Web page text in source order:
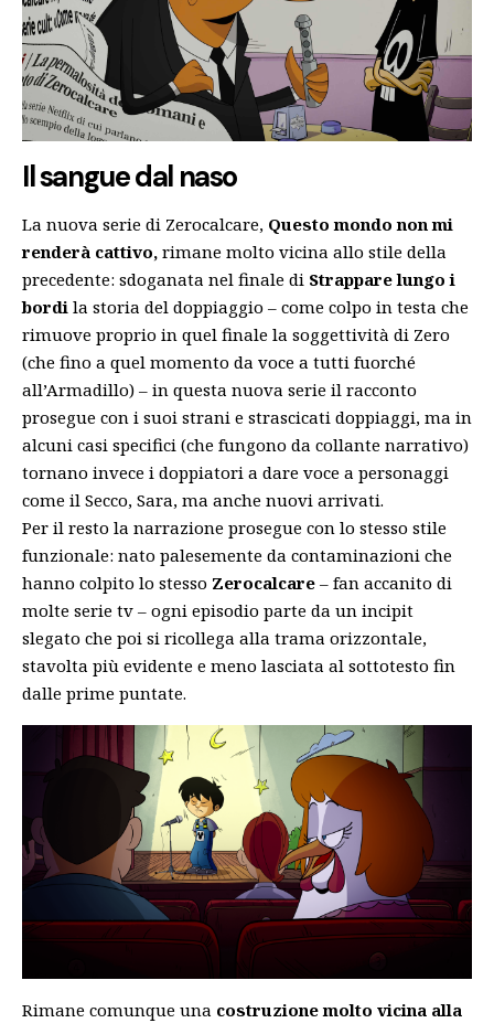
Il sangue dal naso
La nuova serie di Zerocalcare, Questo mondo non mi
renderà cattivo, rimane molto vicina allo stile della
precedente: sdoganata nel finale di Strappare lungo i
bordi la storia del doppiaggio – come colpo in testa che
rimuove proprio in quel finale la soggettività di Zero
(che fino a quel momento da voce a tutti fuorché
all’Armadillo) – in questa nuova serie il racconto
prosegue con i suoi strani e strascicati doppiaggi, ma in
alcuni casi specifici (che fungono da collante narrativo)
tornano invece i doppiatori a dare voce a personaggi
come il Secco, Sara, ma anche nuovi arrivati.
Per il resto la narrazione prosegue con lo stesso stile
funzionale: nato palesemente da contaminazioni che
hanno colpito lo stesso Zerocalcare – fan accanito di
molte serie tv – ogni episodio parte da un incipit
slegato che poi si ricollega alla trama orizzontale,
stavolta più evidente e meno lasciata al sottotesto fin
dalle prime puntate.
Rimane comunque una costruzione molto vicina alla